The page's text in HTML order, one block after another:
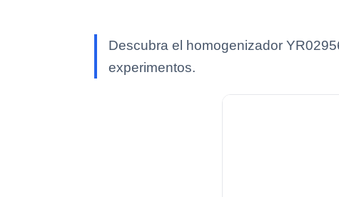
Descubra el homogenizador
experimentos.